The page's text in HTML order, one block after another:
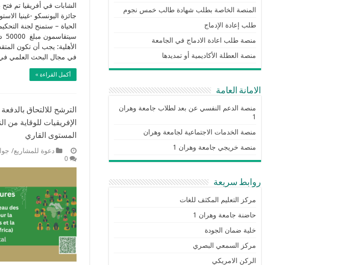
الشابات في أفريقيا تم فتح
جائزة اليونسكو -غينيا
الأهلية: يجب أن تكون
في مجال البحث العلمي
أكمل القراءة »
الترشح للالتحاق
الإفريقيات للوقاية من
المستوى القاري
دعوة للمشاريع/
0
المنصة الخاصة بطلب شهادة طالب خمس نجوم
طلب إعادة الإدماج
منصة طلب اعادة الادماج في الجامعة
منصة العطلة الأكاديمية أو تمديدها
الامانة العامة
منصة الدعم النفسي عن بعد لطلاب جامعة وهران
1
منصة الخدمات الاجتماعية لجامعة وهران
منصة خريجي جامعة وهران 1
روابط سريعة
مركز التعليم المكثف للغات
حاضنة جامعة وهران 1
خلية ضمان الجودة
مركز السمعي البصري
الركن الامريكي